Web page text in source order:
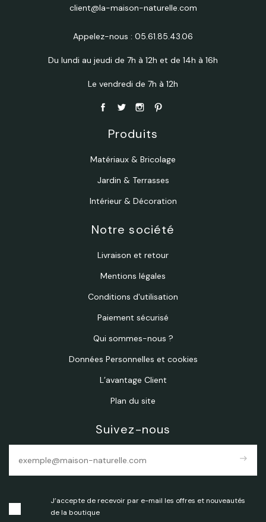
client@la-maison-naturelle.com
Appelez-nous : 05.61.85.43.06
Du lundi au jeudi de 7h à 12h et de 14h à 16h
Le vendredi de 7h à 12h
Produits
Matériaux & Bricolage
Jardin & Terrasses
Intérieur & Décoration
Notre société
Livraison et retour
Mentions légales
Conditions d'utilisation
Paiement sécurisé
Qui sommes-nous ?
Données Personnelles et cookies
L’avantage Client
Plan du site
Suivez-nous
east
J’accepte de recevoir par e-mail les offres et nouveautés
de la boutique